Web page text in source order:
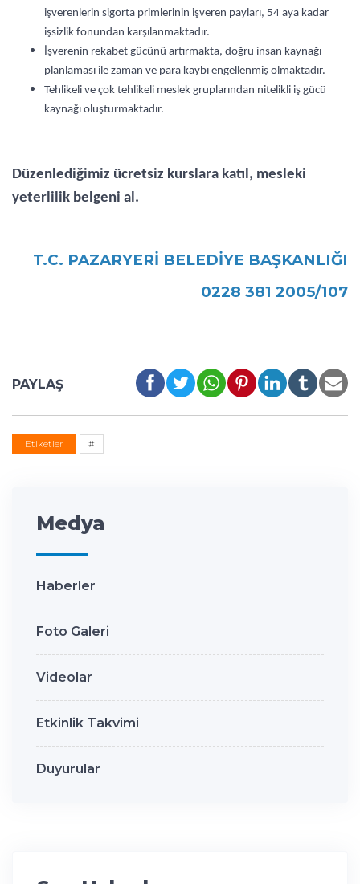
işverenlerin sigorta primlerinin işveren payları, 54 aya kadar
işsizlik fonundan karşılanmaktadır.
İşverenin rekabet gücünü artırmakta, doğru insan kaynağı
planlaması ile zaman ve para kaybı engellenmiş olmaktadır.
Tehlikeli ve çok tehlikeli meslek gruplarından nitelikli iş gücü
kaynağı oluşturmaktadır.
Düzenlediğimiz ücretsiz kurslara katıl, mesleki
yeterlilik belgeni al.
T.C. PAZARYERİ BELEDİYE BAŞKANLIĞI
0228 381 2005/107
PAYLAŞ
Etiketler #
Medya
Haberler
Foto Galeri
Videolar
Etkinlik Takvimi
Duyurular